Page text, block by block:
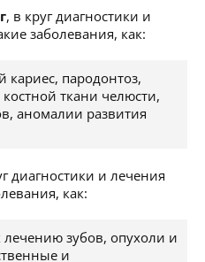
, в круг диагностики и
заболевания, как:
кариес, пародонтоз,
ткани челюсти,
аномалии развития
диагностики и лечения
как:
зубов, опухоли и
и